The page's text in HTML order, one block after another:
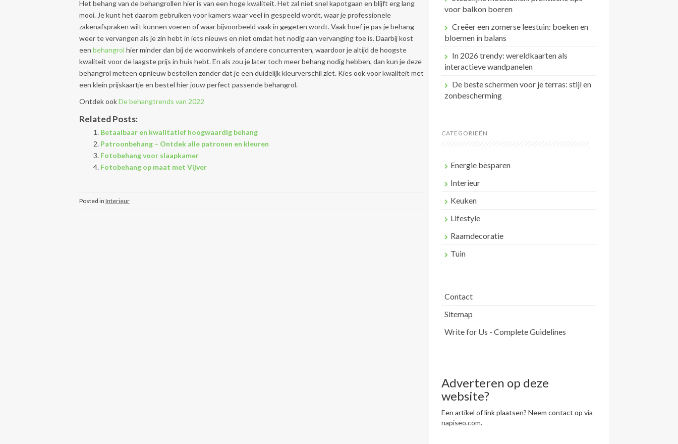
Het behang van de behangrollen hier is van een hoge kwaliteit. Het zal niet snel kapotgaan en blijft erg lang
mooi. Je kunt het daarom gebruiken voor kamers waar veel in gespeeld wordt, waar je professionele
zakenafspraken wilt kunnen voeren of waar bijvoorbeeld vaak in gegeten wordt. Vaak hoef je pas je behang
weer te vervangen als je zin hebt in iets nieuws en niet omdat het nodig aan vervanging toe is. Daarbij kost
een behangrol hier minder dan bij de woonwinkels of andere concurrenten, waardoor je altijd de hoogste
kwaliteit voor de laagste prijs in huis hebt. En als zou je later toch meer behang nodig hebben, dan kun je deze
behangrol meteen opnieuw bestellen zonder dat je een duidelijk kleurverschil ziet. Kies ook voor kwaliteit met
een klein prijskaartje en bestel hier jouw perfect passende behangrol.
Ontdek ookDe behangtrends van 2022
Related Posts:
Betaalbaar en kwalitatief hoogwaardig behang
Patroonbehang – Ontdek alle patronen en kleuren
Fotobehang voor slaapkamer
Fotobehang op maat met Vijver
Posted in Interieur
voor balkon boeren
Creëer een zomerse leestuin: boeken en
bloemen in balans
In 2026 trendy: wereldkaarten als
interactieve wandpanelen
De beste schermen voor je terras: stijl en
zonbescherming
CATEGORIEËN
Energie besparen
Interieur
Keuken
Lifestyle
Raamdecoratie
Tuin
Contact
Sitemap
Write for Us - Complete Guidelines
Adverteren op deze
website?
Een artikel of link plaatsen? Neem contact op via
napiseo.com.